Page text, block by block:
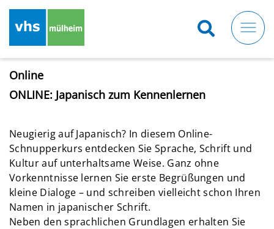
Online
ONLINE: Japanisch zum Kennenlernen
Neugierig auf Japanisch? In diesem Online-
Schnupperkurs entdecken Sie Sprache, Schrift und
Kultur auf unterhaltsame Weise. Ganz ohne
Vorkenntnisse lernen Sie erste Begrüßungen und
kleine Dialoge – und schreiben vielleicht schon Ihren
Namen in japanischer Schrift.
Neben den sprachlichen Grundlagen erhalten Sie